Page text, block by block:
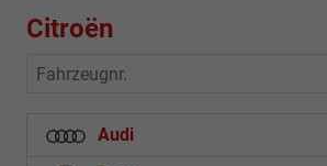
Citroën
Fahrzeugnr.
Audi